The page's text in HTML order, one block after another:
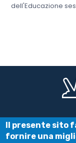
dell'Educazione
Il presente sito
fornire una